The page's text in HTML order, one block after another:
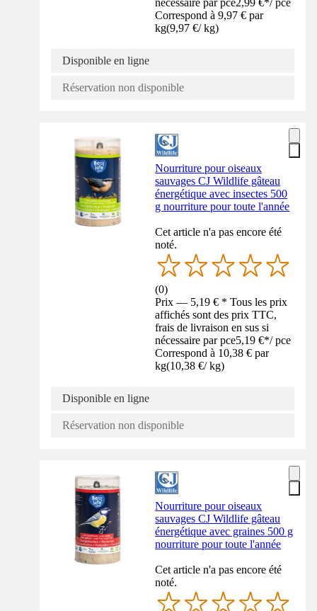
nécessaire par pce2,99 €*/ pce
Correspond à 9,97 € par
kg(9,97 €/ kg)
Disponible en ligne
Réservation non disponible
Nourriture pour oiseaux
sauvages CJ Wildlife gâteau
énergétique avec insectes 500
g nourriture pour toute l'année
Cet article n'a pas encore été
noté.
(0)
Prix — 5,19 € * Tous les prix
affichés sont des prix TTC,
frais de livraison en sus si
nécessaire par pce5,19 €*/ pce
Correspond à 10,38 € par
kg(10,38 €/ kg)
Disponible en ligne
Réservation non disponible
Nourriture pour oiseaux
sauvages CJ Wildlife gâteau
énergétique avec graines 500 g
nourriture pour toute l'année
Cet article n'a pas encore été
noté.